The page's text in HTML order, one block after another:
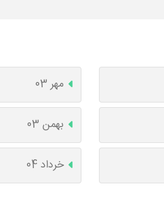
مهر 03
بهمن 03
خرداد 04